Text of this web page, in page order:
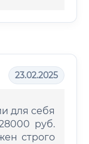
23.02.2025
для себя
руб.
строго